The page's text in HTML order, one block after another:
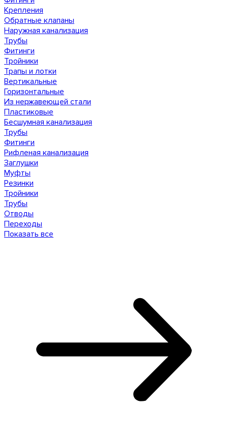
Крепления
Обратные клапаны
Наружная канализация
Трубы
Фитинги
Тройники
Трапы и лотки
Вертикальные
Горизонтальные
Из нержавеющей стали
Пластиковые
Бесшумная канализация
Трубы
Фитинги
Рифленая канализация
Заглушки
Муфты
Резинки
Тройники
Трубы
Отводы
Переходы
Показать все